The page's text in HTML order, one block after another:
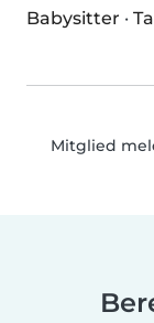
Babysitter ·
Mitglied